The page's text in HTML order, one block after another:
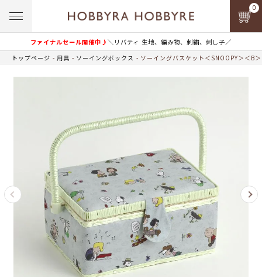
ファイナルセール開催中♪＼リバティ 生地、編み物、刺繍、刺し子／
0
トップページ 用具 ソーイングボックス ソーイングバスケット＜SNOOPY＞＜B＞